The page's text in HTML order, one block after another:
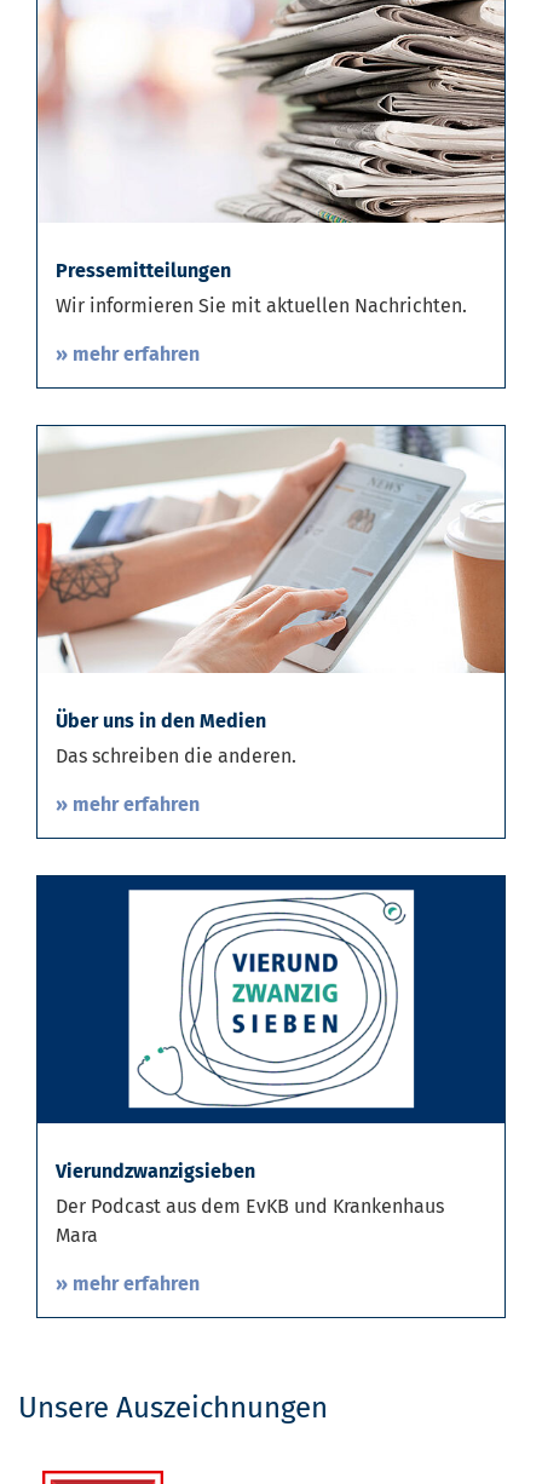
Pressemitteilungen
Wir informieren Sie mit aktuellen Nachrichten.
» mehr erfahren
Über uns in den Medien
Das schreiben die anderen.
» mehr erfahren
Vierundzwanzigsieben
Der Podcast aus dem EvKB und Krankenhaus
Mara
» mehr erfahren
Unsere Auszeichnungen